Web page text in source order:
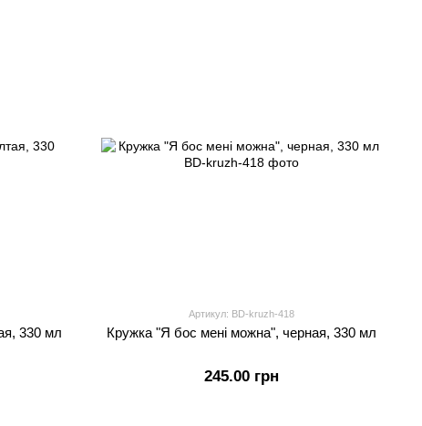
330 мл
Артикул: BD-kruzh-418
Кружка "Я бос мені можна", черная, 330 мл
245.00 грн